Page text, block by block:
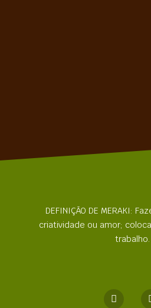
DEFINIÇÃO DE MERAKI:
criatividade ou amor;
trabalho.